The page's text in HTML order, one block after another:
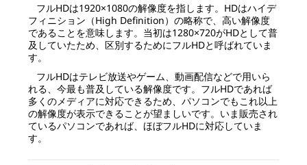
フルHDは1920×1080の解像度を指します。HDはハイデ
フィニション（High Definition）の略称で、高い解像度
であることを意味します。当初は1280×720がHDとして普
及していたため、区別するためにフルHDと呼ばれていま
す。
フルHDはテレビ放送やゲーム、動画配信などで用いら
れる、今最も普及している解像度です。フルHDであれば
多くのメディアに対応できるため、パソコンでもこれ以上
の解像度が表示できることが望ましいです。いま販売され
ているパソコンであれば、ほぼフルHDに対応していま
す。